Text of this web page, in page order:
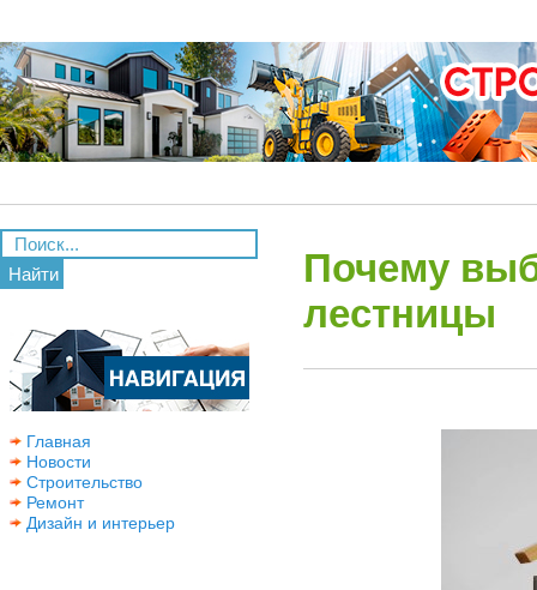
Найти
Главная
Новости
Строительство
Ремонт
Дизайн и интерьер
Почему
лестницы